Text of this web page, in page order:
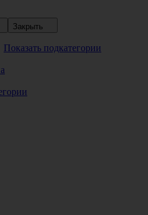
Закрыть
Показать подкатегории